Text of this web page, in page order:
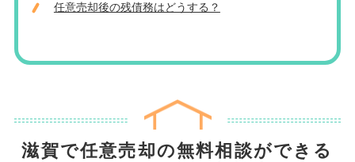
任意売却後の残債務はどうする？
滋賀で任意売却の無料相談ができる